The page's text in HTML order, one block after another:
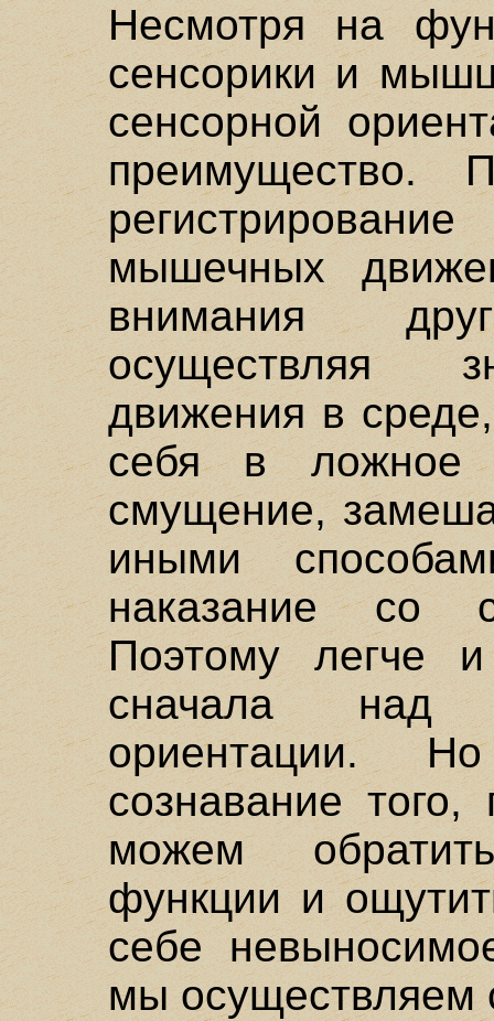
Несмотря на
сенсорики и
сенсорной
преимущество.
мышечных
внимания
осуществляя
движения в
себя в ложное
смущение,
иными
наказание со
Поэтому легче
сначала над
ориентации.
сознавание
можем
функции и
себе
мы осуществляем